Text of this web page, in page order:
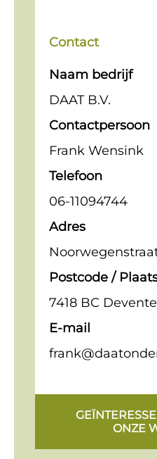
Contact
Naam bedrijf
DAAT B.V.
Contactpersoon
Frank Wensink
Telefoon
06-11094744
Adres
Postcode /
7418 BC
E-mail
ONZE